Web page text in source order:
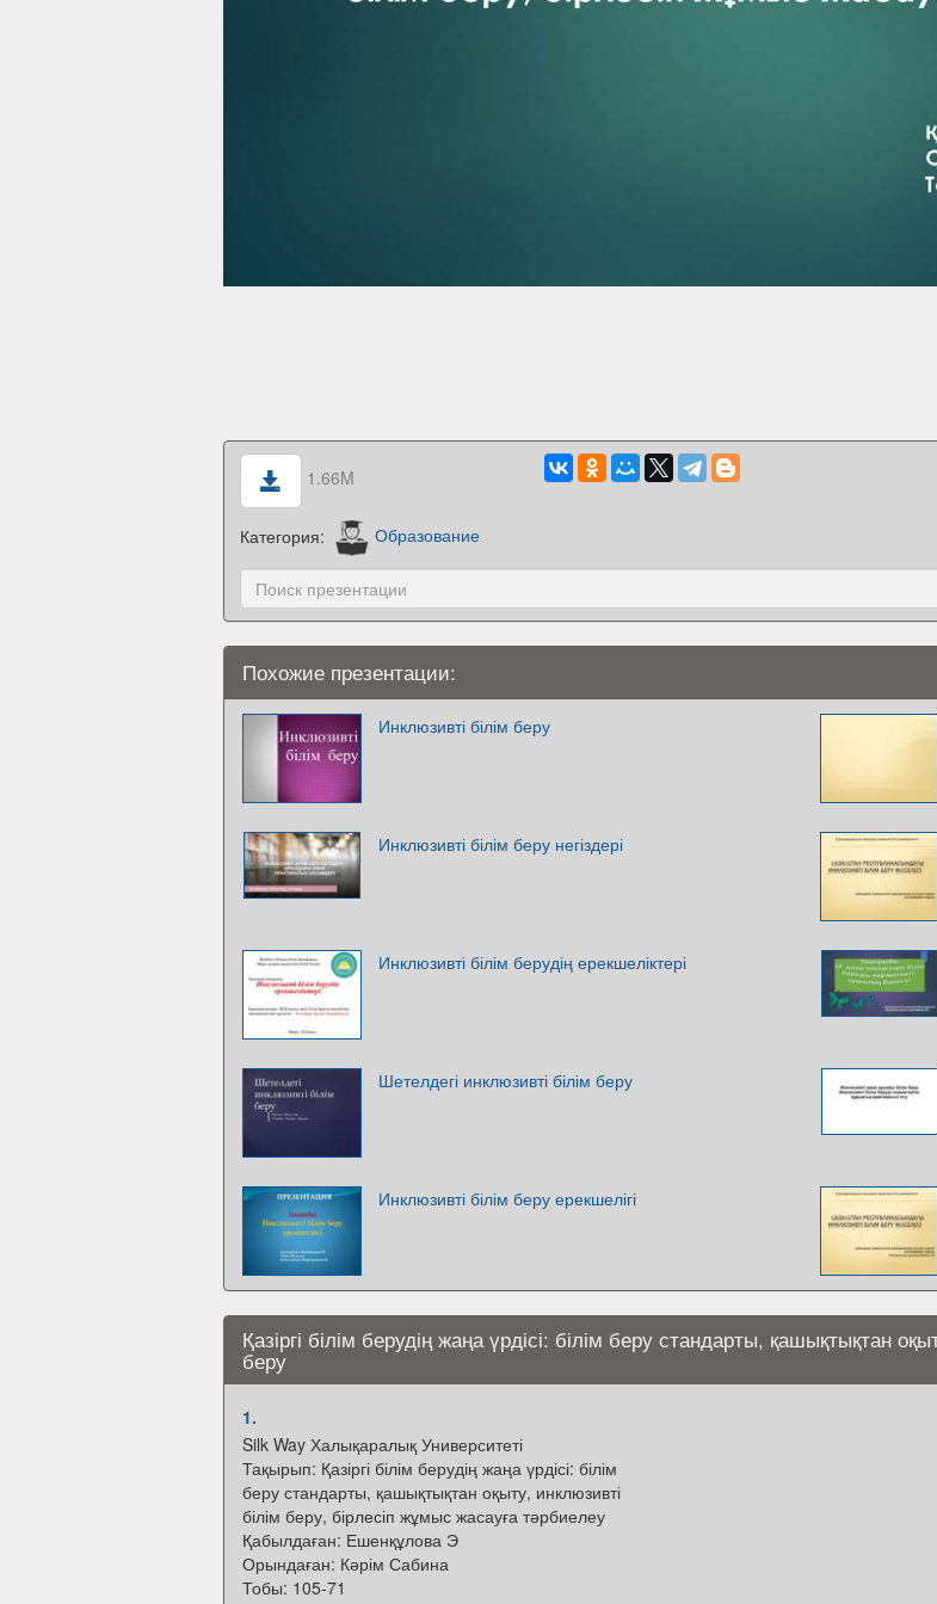
1.66M
Категория: Образование
Похожие презентации:
Инклюзивті білім беру
Инклюзивті білім беру негіздері
Инклюзивті білім берудің ерекшеліктері
Шетелдегі инклюзивті білім беру
Инклюзивті білім беру ерекшелігі
Қазіргі білім берудің жаңа үрдісі: білім беру стандарты, қашықтықтан
беру
1.
Silk Way Халықаралық Университеті
Тақырып: Қазіргі білім берудің жаңа үрдісі: білім
беру стандарты, қашықтықтан оқыту, инклюзивті
білім беру, бірлесіп жұмыс жасауға тәрбиелеу
Қабылдаған: Ешенқұлова Э
Орындаған: Кәрім Сабина
Тобы: 105-71